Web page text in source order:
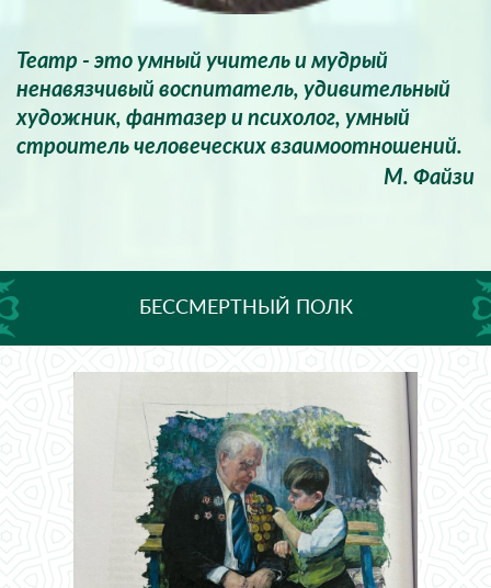
Театр - это умный учитель и мудрый
ненавязчивый воспитатель, удивительный
художник, фантазер и психолог, умный
строитель человеческих взаимоотношений.
М. Файзи
БЕССМЕРТНЫЙ ПОЛК